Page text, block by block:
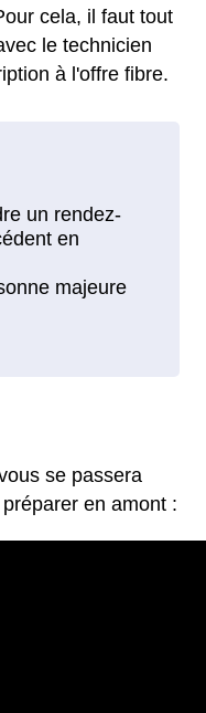
cela, il faut tout
le technicien
à l'offre fibre.
se passera
en amont :